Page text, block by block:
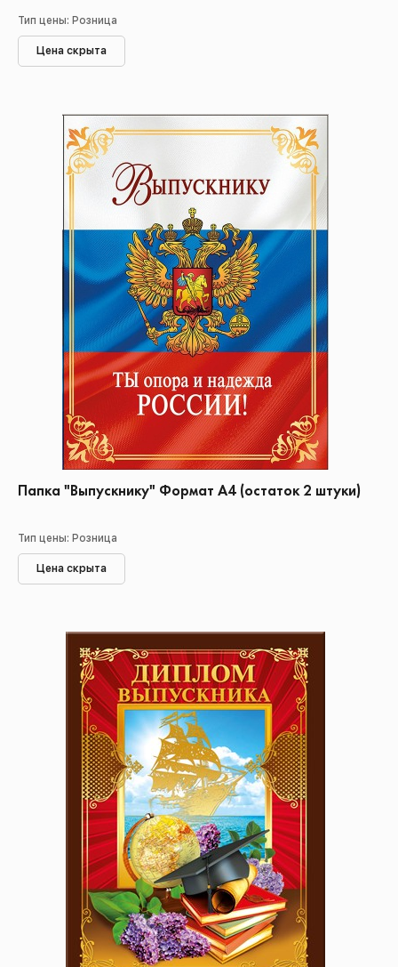
Тип цены: Розница
Цена скрыта
Папка "Выпускнику" Формат А4 (остаток 2 штуки)
Тип цены: Розница
Цена скрыта